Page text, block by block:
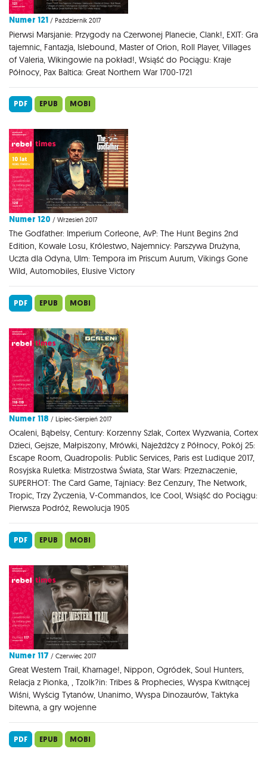
Numer 121 / Październik 2017
Pierwsi Marsjanie: Przygody na Czerwonej Planecie, Clank!, EXIT: Gra
tajemnic, Fantazja, Islebound, Master of Orion, Roll Player, Villages
of Valeria, Wikingowie na pokład!, Wsiąść do Pociągu: Kraje
Północy, Pax Baltica: Great Northern War 1700-1721
PDF EPUB MOBI
Numer 120 / Wrzesień 2017
The Godfather: Imperium Corleone, AvP: The Hunt Begins 2nd
Edition, Kowale Losu, Królestwo, Najemnicy: Parszywa Drużyna,
Uczta dla Odyna, Ulm: Tempora im Priscum Aurum, Vikings Gone
Wild, Automobiles, Elusive Victory
PDF EPUB MOBI
Numer 118 / Lipiec-Sierpień 2017
Ocaleni, Bąbelsy, Century: Korzenny Szlak, Cortex Wyzwania, Cortex
Dzieci, Gejsze, Małpiszony, Mrówki, Najeźdźcy z Północy, Pokój 25:
Escape Room, Quadropolis: Public Services, Paris est Ludique 2017,
Rosyjska Ruletka: Mistrzostwa Świata, Star Wars: Przeznaczenie,
SUPERHOT: The Card Game, Tajniacy: Bez Cenzury, The Network,
Tropic, Trzy Życzenia, V-Commandos, Ice Cool, Wsiąść do Pociągu:
Pierwsza Podróż, Rewolucja 1905
PDF EPUB MOBI
Numer 117 / Czerwiec 2017
Great Western Trail, Kharnage!, Nippon, Ogródek, Soul Hunters,
Relacja z Pionka, , Tzolk?in: Tribes & Prophecies, Wyspa Kwitnącej
Wiśni, Wyścig Tytanów, Unanimo, Wyspa Dinozaurów, Taktyka
bitewna, a gry wojenne
PDF EPUB MOBI